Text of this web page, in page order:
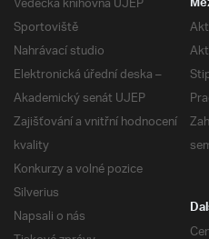
Sportoviště
Nahrávací studio
Elektronická úřední deska –
Akademický senát UJEP
Zajišťování a vnitřní hodnocení
kvality
Konkurzy a volné pozice
Silverius
Napsali o nás